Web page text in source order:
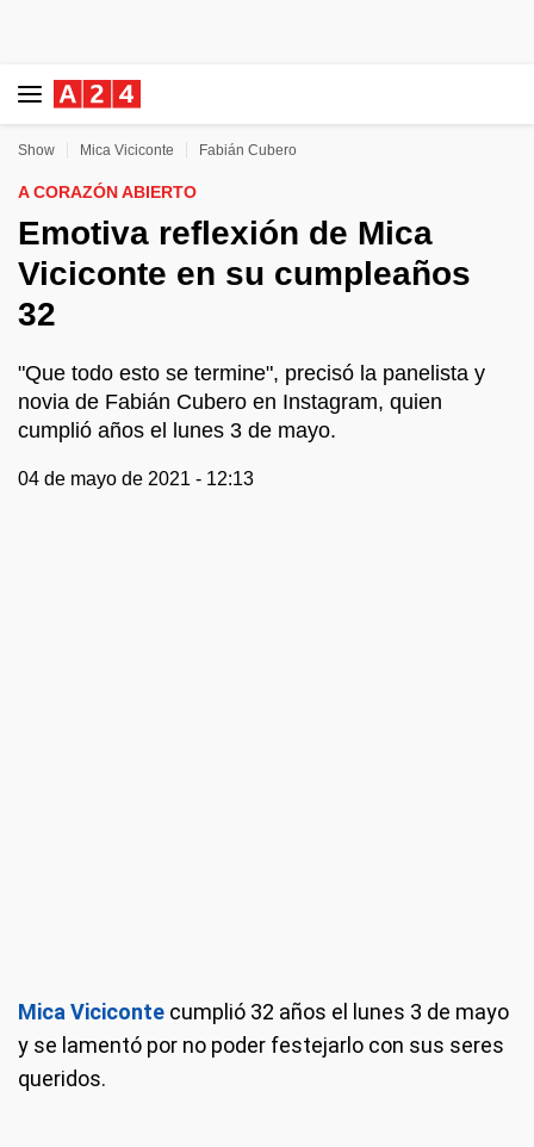
Show Mica Viciconte Fabián Cubero
A CORAZÓN ABIERTO
Emotiva reflexión de Mica
Viciconte en su cumpleaños
32
"Que todo esto se termine", precisó la panelista y
novia de Fabián Cubero en Instagram, quien
cumplió años el lunes 3 de mayo.
04 de mayo de 2021 - 12:13
Mica Viciconte cumplió 32 años el lunes 3 de mayo
y se lamentó por no poder festejarlo con sus seres
queridos.